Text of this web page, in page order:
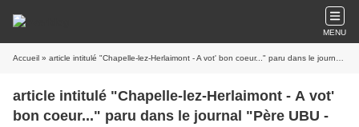
MENU
Accueil » article intitulé "Chapelle-lez-Herlaimont - A vot' bon coeur..." paru dans le journal "Père UBU - PAN" n° 3492 du 15.12.2011
article intitulé "Chapelle-lez-Herlaimont - A vot'
bon coeur..." paru dans le journal "Père UBU -